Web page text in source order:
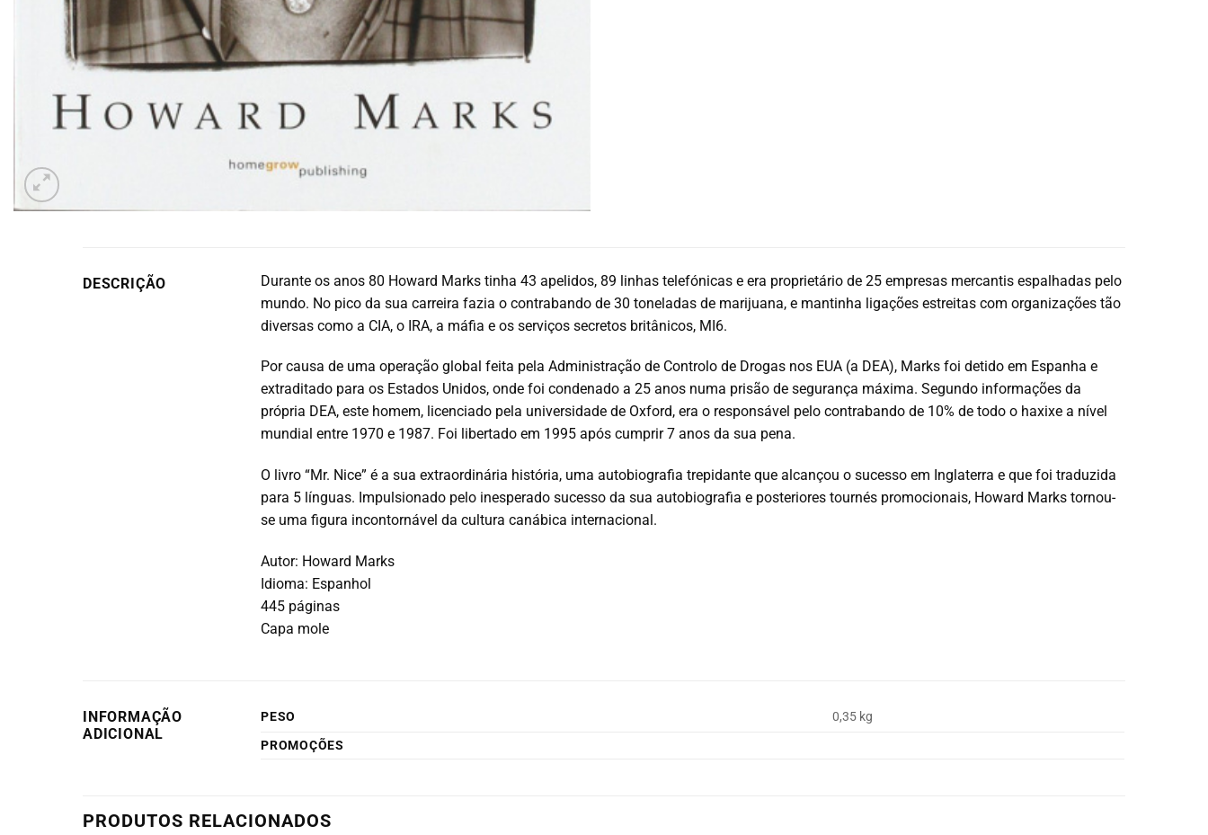
DESCRIÇÃO
Durante os anos 80 Howard Marks tinha 43 apelidos, 89 linhas telefónicas e era proprietário de 25 empresas mercantis espalhadas pelo
mundo. No pico da sua carreira fazia o contrabando de 30 toneladas de marijuana, e mantinha ligações estreitas com organizações tão
diversas como a CIA, o IRA, a máfia e os serviços secretos britânicos, MI6.
Por causa de uma operação global feita pela Administração de Controlo de Drogas nos EUA (a DEA), Marks foi detido em Espanha e
extraditado para os Estados Unidos, onde foi condenado a 25 anos numa prisão de segurança máxima. Segundo informações da
própria DEA, este homem, licenciado pela universidade de Oxford, era o responsável pelo contrabando de 10% de todo o haxixe a nível
mundial entre 1970 e 1987. Foi libertado em 1995 após cumprir 7 anos da sua pena.
O livro “Mr. Nice” é a sua extraordinária história, uma autobiografia trepidante que alcançou o sucesso em Inglaterra e que foi traduzida
para 5 línguas. Impulsionado pelo inesperado sucesso da sua autobiografia e posteriores tournés promocionais, Howard Marks tornou-
se uma figura incontornável da cultura canábica internacional.
Autor: Howard Marks
Idioma: Espanhol
445 páginas
Capa mole
INFORMAÇÃO
ADICIONAL
PESO
0,35 kg
PROMOÇÕES
PRODUTOS RELACIONADOS